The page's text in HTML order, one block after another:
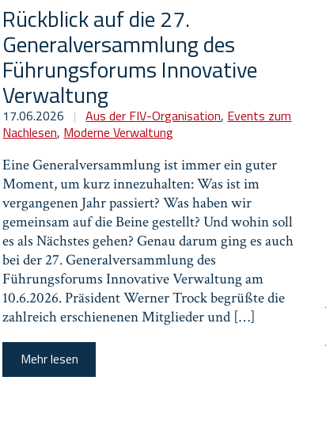
Rückblick auf die 27.
Generalversammlung des
Führungsforums Innovative
Verwaltung
17.06.2026 | Aus der FIV-Organisation, Events zum
Nachlesen, Moderne Verwaltung
Eine Generalversammlung ist immer ein guter
Moment, um kurz innezuhalten: Was ist im
vergangenen Jahr passiert? Was haben wir
gemeinsam auf die Beine gestellt? Und wohin soll
es als Nächstes gehen? Genau darum ging es auch
bei der 27. Generalversammlung des
Führungsforums Innovative Verwaltung am
10.6.2026. Präsident Werner Trock begrüßte die
zahlreich erschienenen Mitglieder und […]
Mehr lesen